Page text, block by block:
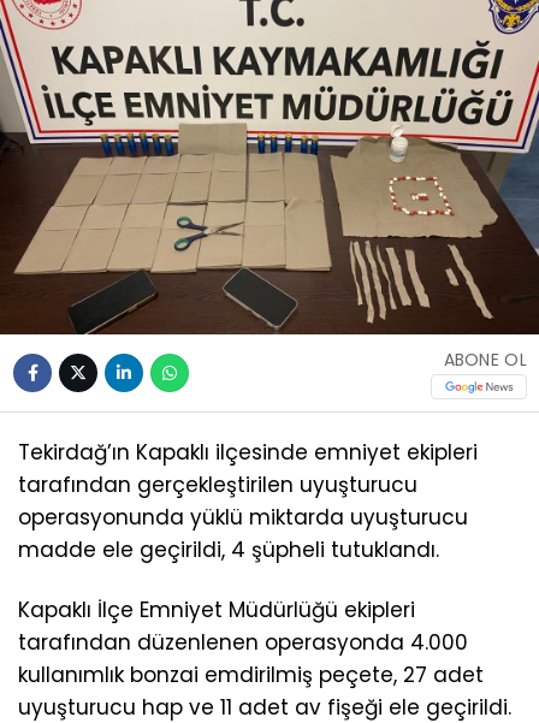
ABONE OL
Tekirdağ’ın Kapaklı ilçesinde emniyet ekipleri
tarafından gerçekleştirilen uyuşturucu
operasyonunda yüklü miktarda uyuşturucu
madde ele geçirildi, 4 şüpheli tutuklandı.
Kapaklı İlçe Emniyet Müdürlüğü ekipleri
tarafından düzenlenen operasyonda 4.000
kullanımlık bonzai emdirilmiş peçete, 27 adet
uyuşturucu hap ve 11 adet av fişeği ele geçirildi.